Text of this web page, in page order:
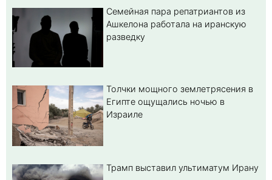
Семейная пара репатриантов из
Ашкелона работала на иранскую
разведку
Толчки мощного землетрясения в
Египте ощущались ночью в
Израиле
Трамп выставил ультиматум Ирану